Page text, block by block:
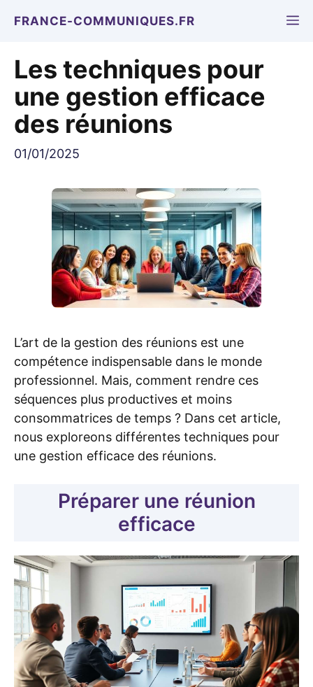
FRANCE-COMMUNIQUES.FR
Les techniques pour
une gestion efficace
des réunions
01/01/2025
L’art de la gestion des réunions est une
compétence indispensable dans le monde
professionnel. Mais, comment rendre ces
séquences plus productives et moins
consommatrices de temps ? Dans cet article,
nous exploreons différentes techniques pour
une gestion efficace des réunions.
Préparer une réunion
efficace